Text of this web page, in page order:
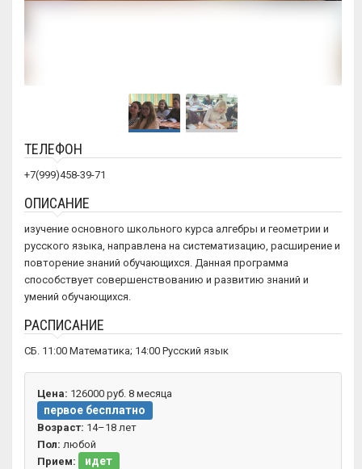
ТЕЛЕФОН
+7(999)458-39-71
ОПИСАНИЕ
изучение основного школьного курса алгебры и геометрии и
русского языка, направлена на систематизацию, расширение и
повторение знаний обучающихся. Данная программа
способствует совершенствованию и развитию знаний и
умений обучающихся.
РАСПИСАНИЕ
СБ. 11:00 Математика; 14:00 Русский язык
Цена: 126000 руб. 8 месяца
первое бесплатно
Возраст: 14–18 лет
Пол: любой
Прием:
идет